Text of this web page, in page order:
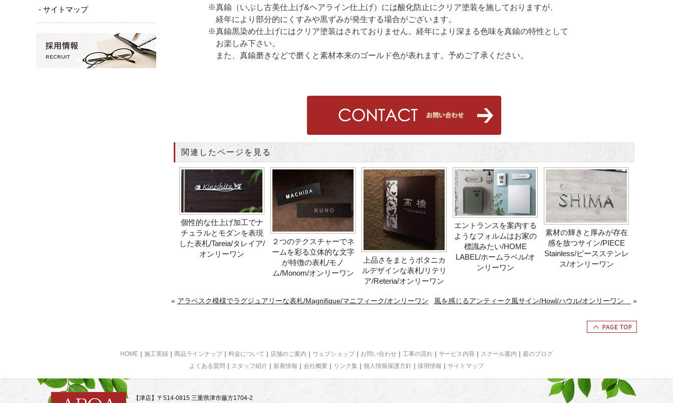
※真鍮（いぶし古美仕上げ&ヘアライン仕上げ）には酸化防止にクリア塗装を施しておりますが、
経年により部分的にくすみや黒ずみが発生する場合がございます。
※真鍮黒染め仕上げにはクリア塗装はされておりません。経年により深まる色味を真鍮の特性として
お楽しみ下さい。
また、真鍮磨きなどで磨くと素材本来のゴールド色が表れます。予めご了承ください。
関連したページを見る
個性的な仕上げ加工でナ
チュラルとモダンを表現
した表札/Tareia/タレイア/
オンリーワン
２つのテクスチャーでネ
ームを彩る立体的な文字
が特徴の表札/モノ
ム/Monom/オンリーワン
上品さをまとうボタニカ
ルデザインな表札/リテリ
ア/Reteria/オンリーワン
エントランスを案内する
ようなフォルムはお家の
標識みたい/HOME
LABEL/ホームラベル/オ
ンリーワン
素材の輝きと厚みが存在
感を放つサイン/PIECE
Stainless/ピースステンレ
ス/オンリーワン
« アラベスク模様でラグジュアリーな表札/Magnifique/マニフィーク/オンリーワン 風を感じるアンティーク風サイン/Howl/ハウル/オンリーワン »
- サイトマップ
HOME 施工実績 商品ラインナップ 料金について 店舗のご案内 ウェブショップ お問い合わせ 工事の流れ サービス内容 スクール案内
庭のブログ
よくある質問
スタッフ紹介 新着情報 会社概要 リンク集 個人情報保護方針 採用情報 サイトマップ
【津店】〒514-0815 三重県津市藤方1704-2